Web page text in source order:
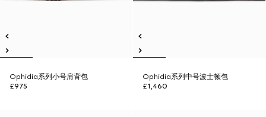
Ophidia系列小号肩背包
£975
Ophidia系列中号波士顿包
£1,460